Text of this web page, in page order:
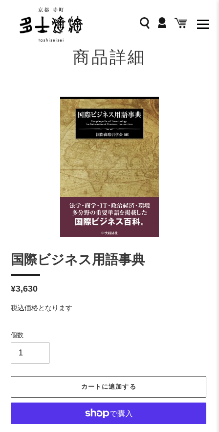
検索 ログインカート
商品詳細
国際ビジネス用語事典
通
価
¥3,630
税込価格となります
個数
カートに追加する